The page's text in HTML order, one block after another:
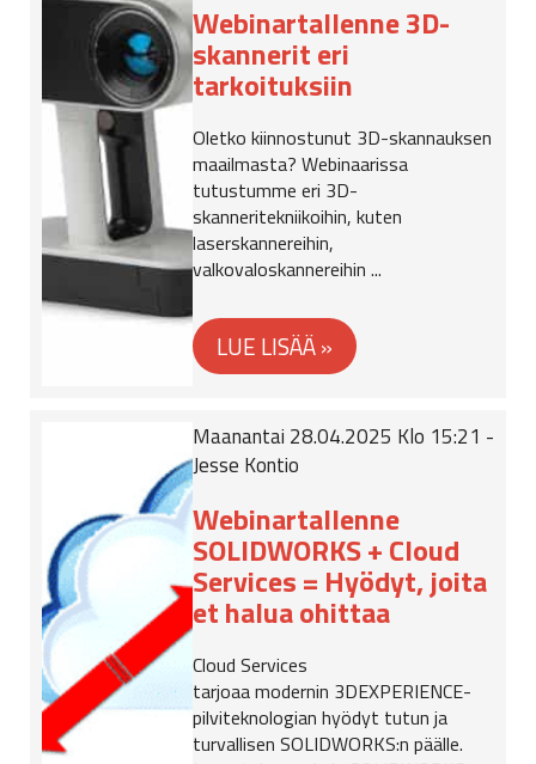
Webinartallenne 3D-
skannerit eri
tarkoituksiin
Oletko kiinnostunut 3D-skannauksen
maailmasta? Webinaarissa
tutustumme eri 3D-
skanneritekniikoihin, kuten
laserskannereihin,
valkovaloskannereihin ...
Maanantai 28.04.2025 Klo 15:21 -
Jesse Kontio
Webinartallenne
SOLIDWORKS + Cloud
Services = Hyödyt, joita
et halua ohittaa
Cloud Services
tarjoaa modernin 3DEXPERIENCE-
pilviteknologian hyödyt tutun ja
turvallisen SOLIDWORKS:n päälle.